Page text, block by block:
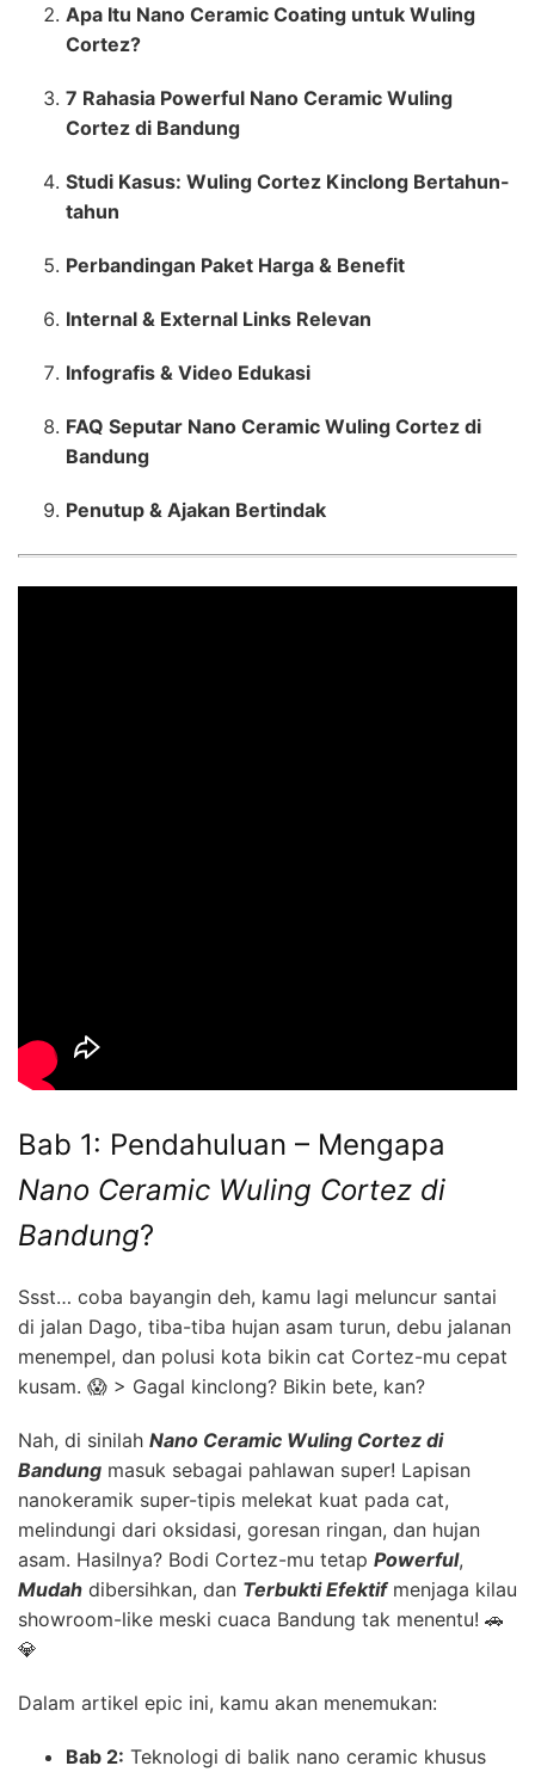
Apa Itu Nano Ceramic Coating untuk Wuling
Cortez?
7 Rahasia Powerful Nano Ceramic Wuling
Cortez di Bandung
Studi Kasus: Wuling Cortez Kinclong Bertahun-
tahun
Perbandingan Paket Harga & Benefit
Internal & External Links Relevan
Infografis & Video Edukasi
FAQ Seputar Nano Ceramic Wuling Cortez di
Bandung
Penutup & Ajakan Bertindak
Bab 1: Pendahuluan – Mengapa
Nano Ceramic Wuling Cortez di
Bandung?
Ssst… coba bayangin deh, kamu lagi meluncur santai
di jalan Dago, tiba-tiba hujan asam turun, debu jalanan
menempel, dan polusi kota bikin cat Cortez-mu cepat
kusam. 😱 > Gagal kinclong? Bikin bete, kan?
Nah, di sinilah Nano Ceramic Wuling Cortez di
Bandung masuk sebagai pahlawan super! Lapisan
nanokeramik super-tipis melekat kuat pada cat,
melindungi dari oksidasi, goresan ringan, dan hujan
asam. Hasilnya? Bodi Cortez-mu tetap Powerful,
Mudah dibersihkan, dan Terbukti Efektifmenjaga kilau
showroom-like meski cuaca Bandung tak menentu! 🚗
💎
Dalam artikel epic ini, kamu akan menemukan:
Bab 2: Teknologi di balik nano ceramic khusus